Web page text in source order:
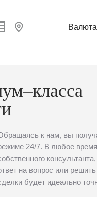
к нам, вы
24/7. В любое
на вопрос или
будет идеально